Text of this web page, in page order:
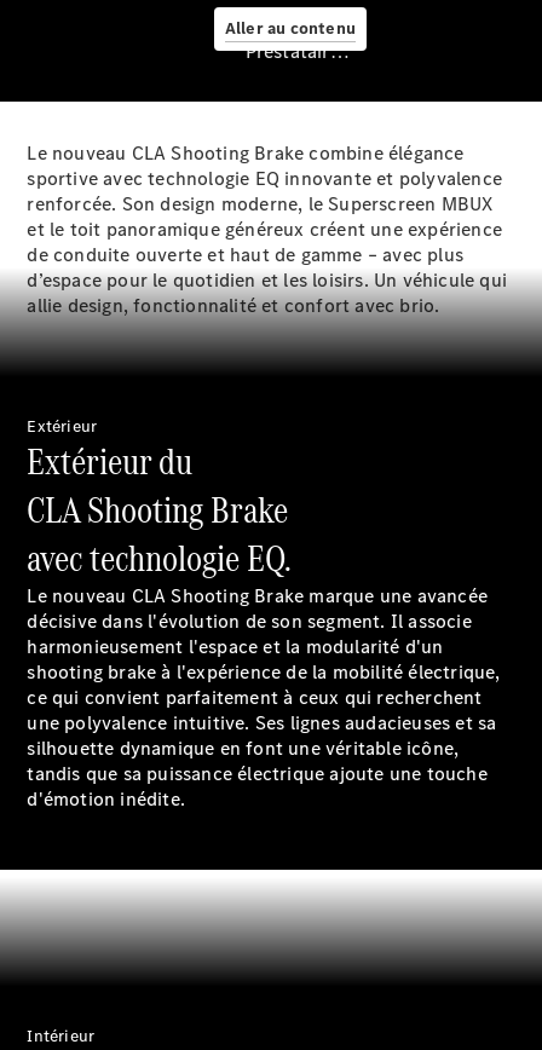
Aller au contenu
Prendre
rendez-
vous à
l'atelier
Mobile
Service
Offre
Recharge en
Assistance
en cas de
panne ou
d'accident
Roues &
pneus
Maintenance,
réparation et
garantie
Prestataire / Protection des données
Le nouveau CLA Shooting Brake combine élégance
sportive avec technologie EQ innovante et polyvalence
renforcée. Son design moderne, le Superscreen MBUX
et le toit panoramique généreux créent une expérience
de conduite ouverte et haut de gamme – avec plus
d’espace pour le quotidien et les loisirs. Un véhicule qui
allie design, fonctionnalité et confort avec brio.
Extérieur
Extérieur du
CLA Shooting Brake
avec technologie EQ.
Le nouveau CLA Shooting Brake marque une avancée
décisive dans l'évolution de son segment. Il associe
harmonieusement l'espace et la modularité d'un
shooting brake à l'expérience de la mobilité électrique,
ce qui convient parfaitement à ceux qui recherchent
une polyvalence intuitive. Ses lignes audacieuses et sa
silhouette dynamique en font une véritable icône,
tandis que sa puissance électrique ajoute une touche
d'émotion inédite.
Intérieur